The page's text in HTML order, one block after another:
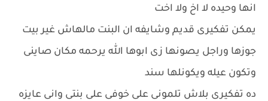
انها وحيده لا اخ ولا اخت
يمكن تفكيرى قديم وشايفه ان البنت مالهاش غير بيت
جوزها وراجل يصونها زى ابوها الله يرحمه مكان صاينى
وتكون عيله ويكونلها سند
ده تفكيرى بلاش تلمونى على خوفى على بنتى وانى عايزه